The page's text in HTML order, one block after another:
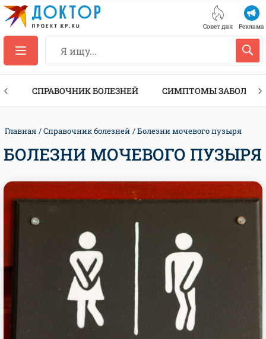
Совет дня Реклама
СПРАВОЧНИК БОЛЕЗНЕЙ СИМПТОМЫ
Главная Справочник болезней Болезни мочевого пузыря
БОЛЕЗНИ МОЧЕВОГО ПУЗЫРЯ